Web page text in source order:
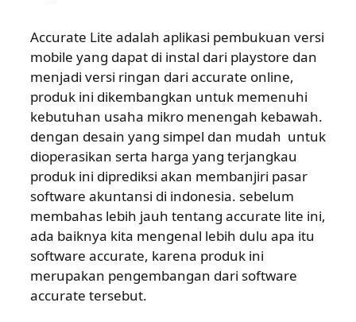
Accurate Lite adalah aplikasi pembukuan versi
mobile yang dapat di instal dari playstore dan
menjadi versi ringan dari accurate online,
produk ini dikembangkan untuk memenuhi
kebutuhan usaha mikro menengah kebawah.
dengan desain yang simpel dan mudah untuk
dioperasikan serta harga yang terjangkau
produk ini diprediksi akan membanjiri pasar
software akuntansi di indonesia. sebelum
membahas lebih jauh tentang accurate lite ini,
ada baiknya kita mengenal lebih dulu apa itu
software accurate, karena produk ini
merupakan pengembangan dari software
accurate tersebut.